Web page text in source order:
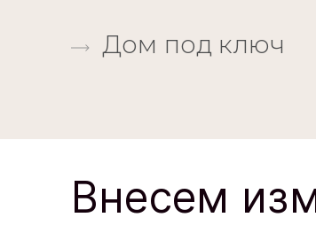
Дом под ключ
Внесем